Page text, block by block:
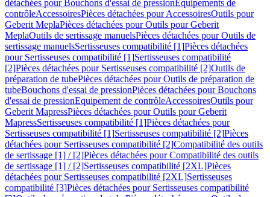
détachées pour Bouchons d'essai de pressionEquipements de
contrôleAccessoiresPièces détachées pour AccessoiresOutils pour
Geberit MeplaPièces détachées pour Outils pour Geberit
MeplaOutils de sertissage manuelsPièces détachées pour Outils de
sertissage manuelsSertisseuses compatibilité [1]Pièces détachées
pour Sertisseuses compatibilité [1]Sertisseuses compatibilité
[2]Pièces détachées pour Sertisseuses compatibilité [2]Outils de
préparation de tubePièces détachées pour Outils de préparation de
tubeBouchons d'essai de pressionPièces détachées pour Bouchons
d'essai de pressionEquipement de contrôleAccessoiresOutils pour
Geberit MapressPièces détachées pour Outils pour Geberit
MapressSertisseuses compatibilité [1]Pièces détachées pour
Sertisseuses compatibilité [1]Sertisseuses compatibilité [2]Pièces
détachées pour Sertisseuses compatibilité [2]Compatibilité des outils
de sertissage [1] / [2]Pièces détachées pour Compatibilité des outils
de sertissage [1] / [2]Sertisseuses compatibilité [2XL]Pièces
détachées pour Sertisseuses compatibilité [2XL]Sertisseuses
compatibilité [3]Pièces détachées pour Sertisseuses compatibilité